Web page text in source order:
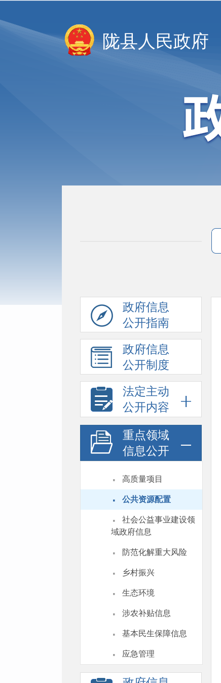
陇县人民政府
政府信息
公开指南
政府信息
公开制度
法定主动
公开内容
重点领域
信息公开
· 高质量项目
· 公共资源配置
·
社会公益事业建设领
域政府信息
· 防范化解重大风险
· 乡村振兴
· 生态环境
· 涉农补贴信息
· 基本民生保障信息
· 应急管理